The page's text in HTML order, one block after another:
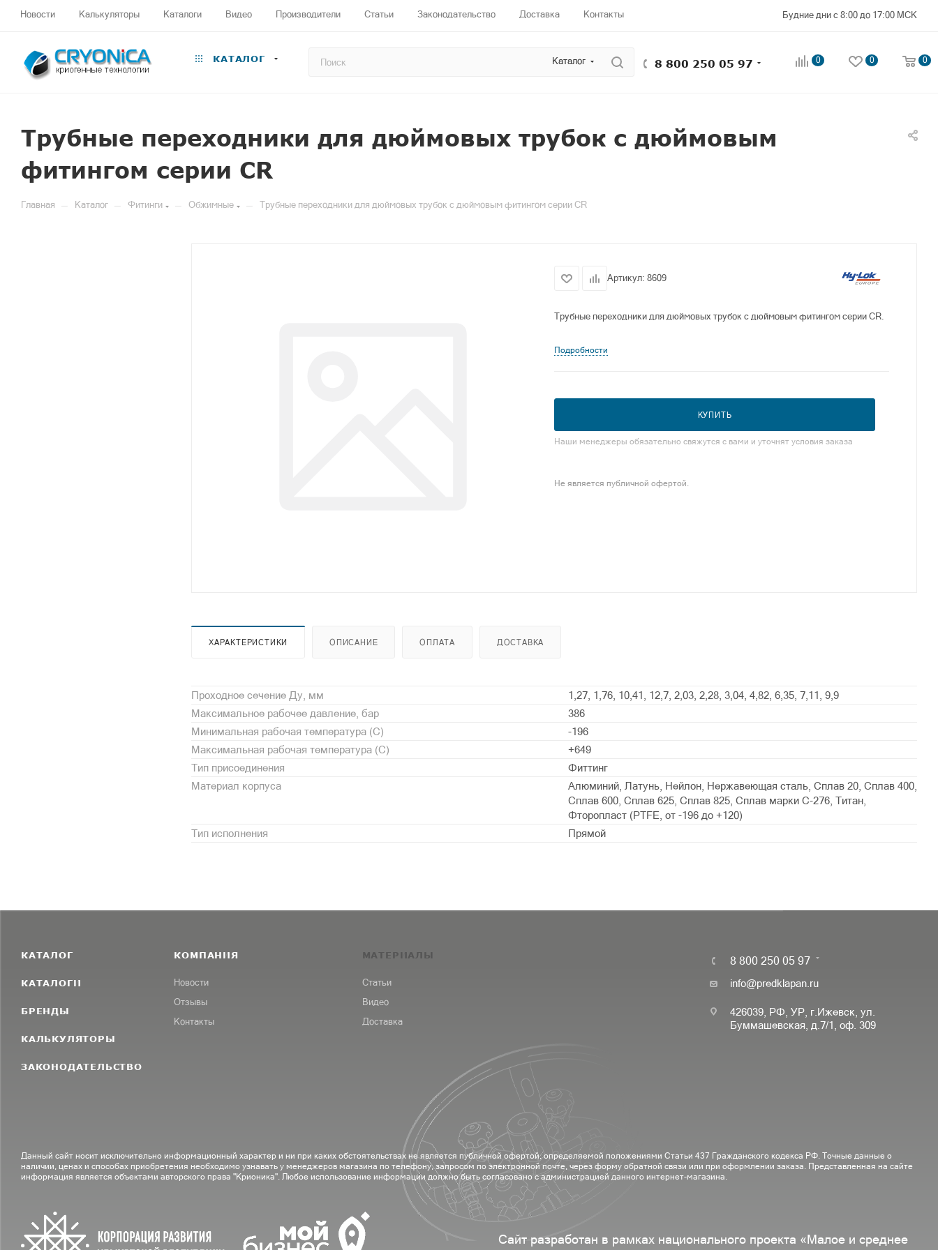
Новости Калькуляторы Каталоги Видео Производители Статьи Законодательство Доставка Контакты Будние дни с 8:00 до 17:00 МСК
КАТАЛОГ Каталог 8 800 250 05 97 0 0 0
Трубные переходники для дюймовых трубок с дюймовым
фитингом серии CR
Главная — Каталог — Фитинги — Обжимные — Трубные переходники для дюймовых трубок с дюймовым фитингом серии CR
Артикул: 8609
Трубные переходники для дюймовых трубок с дюймовым фитингом серии CR.
Подробности
КУПИТЬ
Наши менеджеры обязательно свяжутся с вами и уточнят условия заказа
Не является публичной офертой.
ХАРАКТЕРИСТИКИ ОПИСАНИЕ ОПЛАТА ДОСТАВКА
Проходное сечение Ду, мм
1,27, 1,76, 10,41, 12,7, 2,03, 2,28, 3,04, 4,82, 6,35, 7,11, 9,9
Максимальное рабочее давление, бар
386
Минимальная рабочая температура (С)
-196
Максимальная рабочая температура (С)
+649
Тип присоединения
Фиттинг
Материал корпуса
Алюминий, Латунь, Нейлон, Нержавеющая сталь, Сплав 20, Сплав 400,
Сплав 600, Сплав 625, Сплав 825, Сплав марки С-276, Титан,
Фторопласт (PTFE, от -196 до +120)
Тип исполнения
Прямой
КАТАЛОГ
КАТАЛОГИ
БРЕНДЫ
КАЛЬКУЛЯТОРЫ
ЗАКОНОДАТЕЛЬСТВО
КОМПАНИЯ
Новости
Отзывы
Контакты
МАТЕРИАЛЫ
Статьи
Видео
Доставка
8 800 250 05 97
info@predklapan.ru
426039, РФ, УР, г.Ижевск, ул.
Буммашевская, д.7/1, оф. 309
Данный сайт носит исключительно информационный характер и ни при каких обстоятельствах не является публичной офертой, определяемой положениями Статьи 437 Гражданского кодекса РФ. Точные данные о
наличии, ценах и способах приобретения необходимо узнавать у менеджеров магазина по телефону, запросом по электронной почте, через форму обратной связи или при оформлении заказа. Представленная на сайте
информация является объектами авторского права "Крионика". Любое использование информации должно быть согласовано с администрацией данного интернет-магазина.
Сайт разработан в рамках национального проекта «Малое и среднее